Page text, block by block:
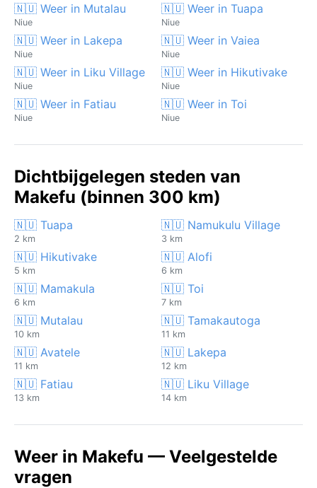
🇳🇺 Weer in Mutalau
Niue
🇳🇺 Weer in Tuapa
Niue
🇳🇺 Weer in Lakepa
Niue
🇳🇺 Weer in Vaiea
Niue
🇳🇺 Weer in Liku Village
Niue
🇳🇺 Weer in Hikutivake
Niue
🇳🇺 Weer in Fatiau
Niue
🇳🇺 Weer in Toi
Niue
Dichtbijgelegen steden van
Makefu (binnen 300 km)
🇳🇺 Tuapa
2 km
🇳🇺 Namukulu Village
3 km
🇳🇺 Hikutivake
5 km
🇳🇺 Alofi
6 km
🇳🇺 Mamakula
6 km
🇳🇺 Toi
7 km
🇳🇺 Mutalau
10 km
🇳🇺 Tamakautoga
11 km
🇳🇺 Avatele
11 km
🇳🇺 Lakepa
12 km
🇳🇺 Fatiau
13 km
🇳🇺 Liku Village
14 km
Weer in Makefu — Veelgestelde
vragen